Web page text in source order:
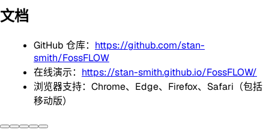
文档
GitHub 仓库： https://github.com/stan-
smith/FossFLOW
在线演示： https://stan-smith.github.io/FossFLOW/
浏览器支持：Chrome、Edge、Firefox、Safari（包括
移动版）